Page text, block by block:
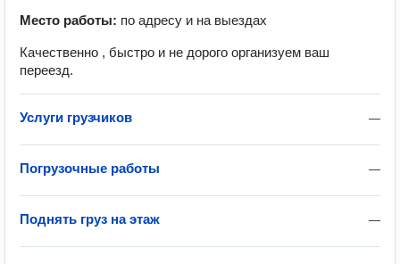
Место работы: по адресу и на выездах
Качественно , быстро и не дорого организуем ваш
переезд.
—
Услуги грузчиков
—
Погрузочные работы
—
Поднять груз на этаж